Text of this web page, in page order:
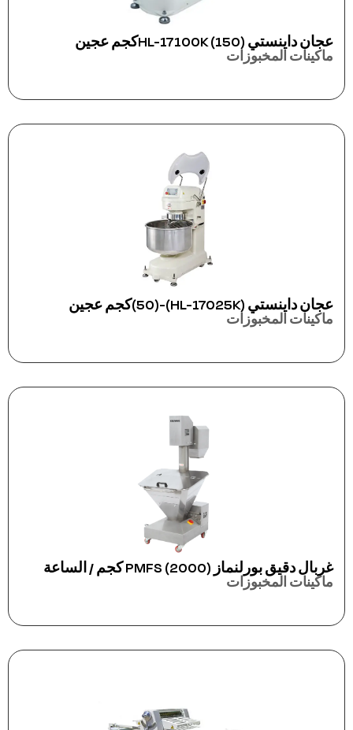
عجان داينستي HL-17100K (150)كجم عجين
ماكينات المخبوزات
عجان داينستي (HL-17025K)-(50)كجم عجين
ماكينات المخبوزات
غربال دقيق بورلنماز PMFS (2000) كجم / الساعة
ماكينات المخبوزات